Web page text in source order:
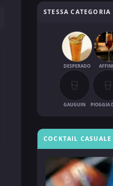
STESSA CATEGORIA
DESPERADO
GAUGUIN
COCKTAIL CASUALE